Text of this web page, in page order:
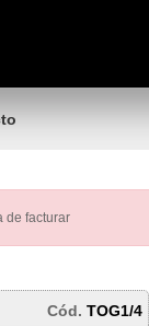
de facturar
Cód. TOG1/4